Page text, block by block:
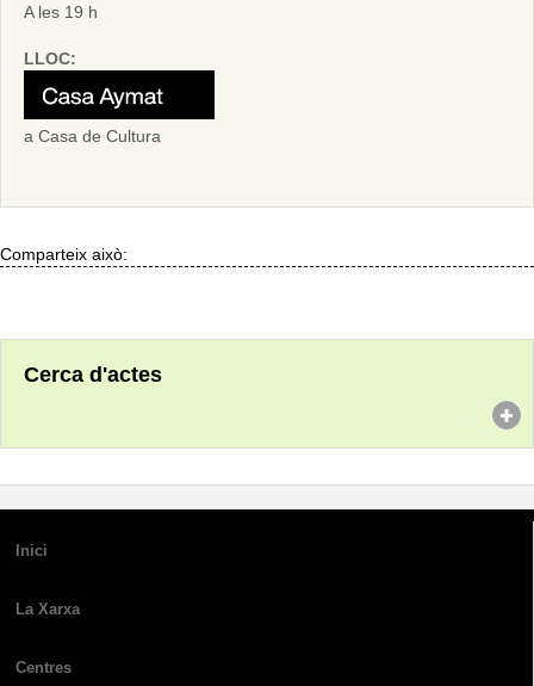
A les 19 h
LLOC:
a Casa de Cultura
Comparteix això:
Cerca d'actes
Inici
La Xarxa
Centres